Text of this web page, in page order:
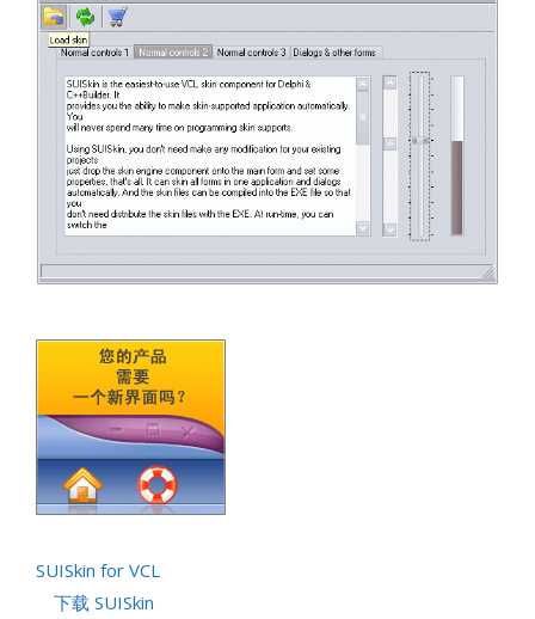
SUISkin for VCL
下载 SUISkin